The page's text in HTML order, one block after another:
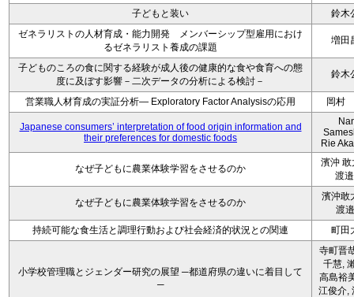
子どもと装い
鈴木
ゼネラリストの人材育成・能力開発 メンバーシップ型雇用におけ
るゼネラリスト養成の課題
増田
子どものころの食に関する経験が成人後の健康的な食や食育への態
度に及ぼす影響－二次データの分析による検討－
鈴木
営業職人材育成の実証分析― Exploratory Factor Analysisの応用 岡村
Japanese consumers’ interpretation of food origin information and
their preferences for domestic foods
Rie
なぜ子どもに農業体験学習をさせるのか
濱沖 敢
渡
なぜ子どもに農業体験学習をさせるのか
濱沖敢
渡
持続可能な食生活と調理行動および社会経済的状況との関連
町田
小学校管理職とジェンダー研究の展望 ─都道府県の違いに着目して
─
寺町晋
千慧,
高島裕
江俊介,